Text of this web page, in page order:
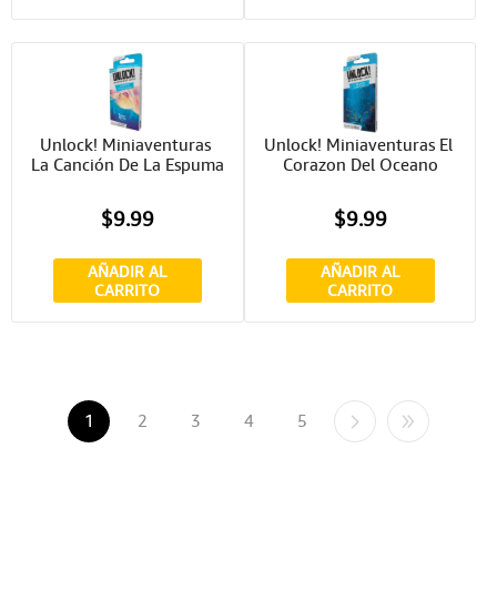
Unlock! Miniaventuras
La Canción De La Espuma
$9.99
AÑADIR AL
CARRITO
Unlock! Miniaventuras El
Corazon Del Oceano
$9.99
AÑADIR AL
CARRITO
1 2 3 4 5